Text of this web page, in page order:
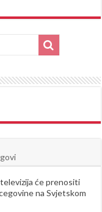
će prenositi
na Svjetskom